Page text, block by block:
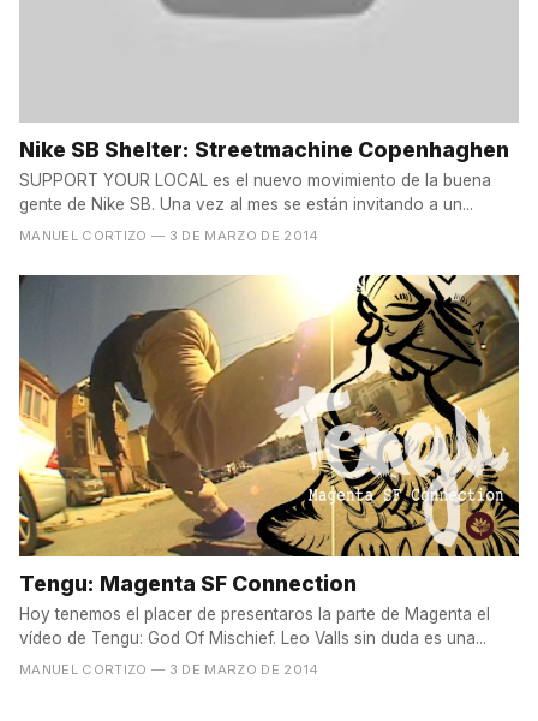
Nike SB Shelter: Streetmachine Copenhaghen
SUPPORT YOUR LOCAL es el nuevo movimiento de la buena
gente de Nike SB. Una vez al mes se están invitando a un...
MANUEL CORTIZO — 3 DE MARZO DE 2014
Tengu: Magenta SF Connection
Hoy tenemos el placer de presentaros la parte de Magenta el
vídeo de Tengu: God Of Mischief. Leo Valls sin duda es una...
MANUEL CORTIZO — 3 DE MARZO DE 2014